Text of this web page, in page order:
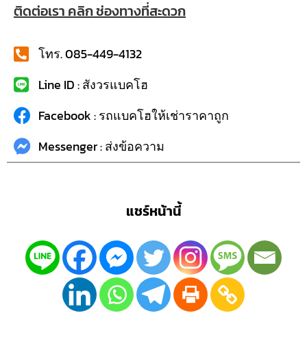
ติดต่อเรา คลิก ช่องทางที่สะดวก
โทร. 085-449-4132
Line ID : สังวรแบคโฮ
Facebook : รถแบคโฮให้เช่าราคาถูก
Messenger : ส่งข้อความ
แชร์หน้านี้